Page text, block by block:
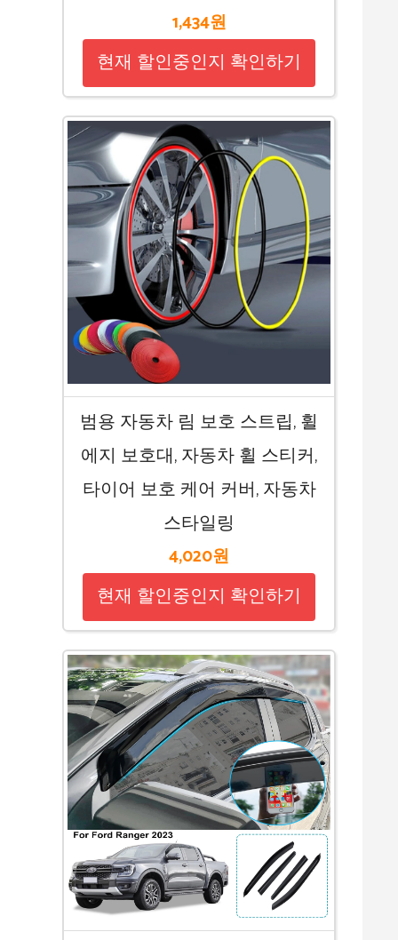
1,434원
현재 할인중인지 확인하기
범용 자동차 림 보호 스트립, 휠
에지 보호대, 자동차 휠 스티커,
타이어 보호 케어 커버, 자동차
스타일링
4,020원
현재 할인중인지 확인하기